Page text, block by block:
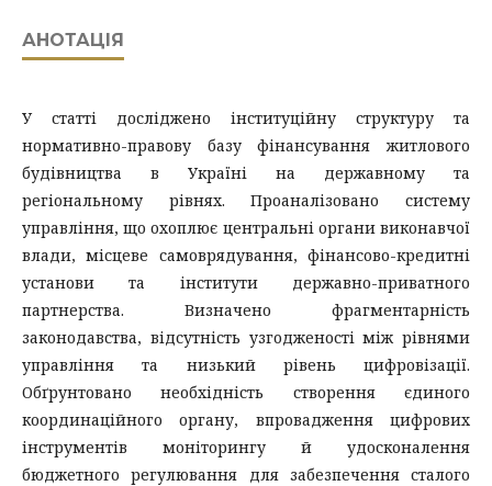
АНОТАЦІЯ
У статті досліджено інституційну структуру та
нормативно-правову базу фінансування житлового
будівництва в Україні на державному та
регіональному рівнях. Проаналізовано систему
управління, що охоплює центральні органи виконавчої
влади, місцеве самоврядування, фінансово-кредитні
установи та інститути державно-приватного
партнерства. Визначено фрагментарність
законодавства, відсутність узгодженості між рівнями
управління та низький рівень цифровізації.
Обґрунтовано необхідність створення єдиного
координаційного органу, впровадження цифрових
інструментів моніторингу й удосконалення
бюджетного регулювання для забезпечення сталого